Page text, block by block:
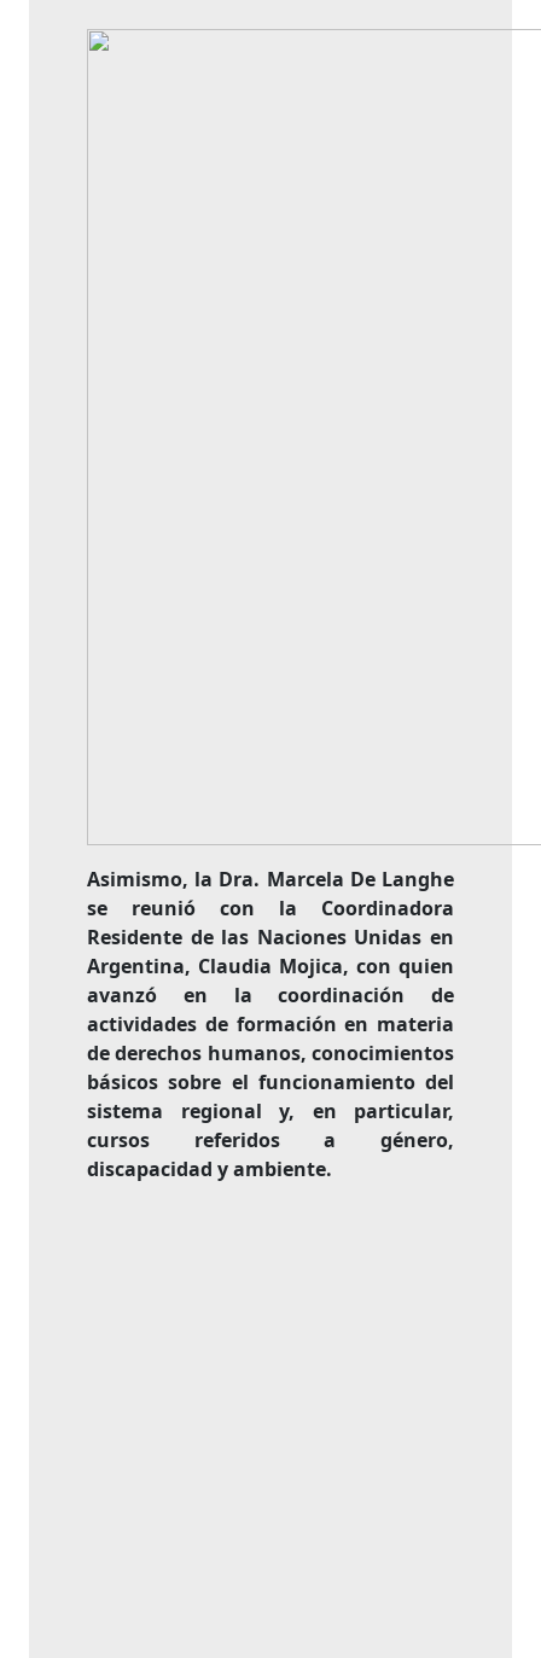
Asimismo, la Dra. Marcela De Langhe
se reunió con la Coordinadora
Residente de las Naciones Unidas en
Argentina, Claudia Mojica, con quien
avanzó en la coordinación de
actividades de formación en materia
de derechos humanos, conocimientos
básicos sobre el funcionamiento del
sistema regional y, en particular,
cursos referidos a género,
discapacidad y ambiente.